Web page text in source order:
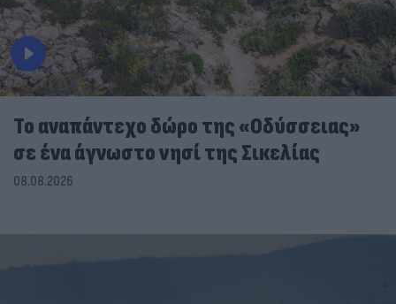
To αναπάντεχο δώρο της «Οδύσσειας»
σε ένα άγνωστο νησί της Σικελίας
08.08.2026